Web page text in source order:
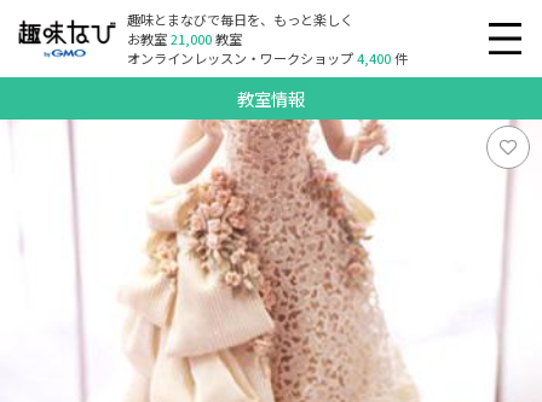
趣味とまなびで毎日を、もっと楽しく
お教室21,000教室
オンラインレッスン・ワークショップ4,400件
教室情報